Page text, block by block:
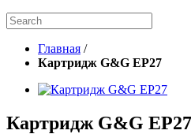
Главная /
Картридж G&G EP27
Картридж G&G EP27